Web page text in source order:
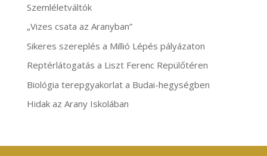
Szemléletváltók
„Vizes csata az Aranyban”
Sikeres szereplés a Millió Lépés pályázaton
Reptérlátogatás a Liszt Ferenc Repülőtéren
Biológia terepgyakorlat a Budai-hegységben
Hidak az Arany Iskolában